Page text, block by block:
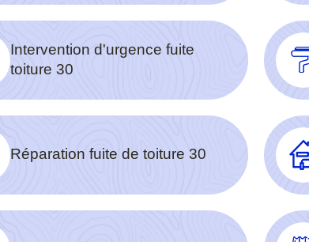
Intervention d'urgence fuite
toiture 30
Réparation fuite de toiture 30